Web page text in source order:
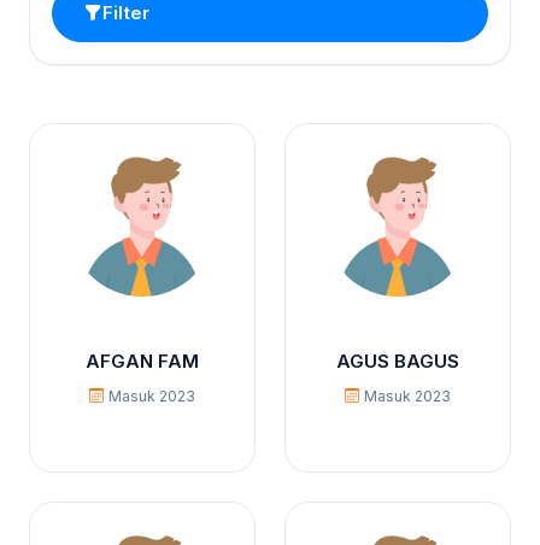
Filter
AFGAN FAM
Masuk 2023
AGUS BAGUS
Masuk 2023